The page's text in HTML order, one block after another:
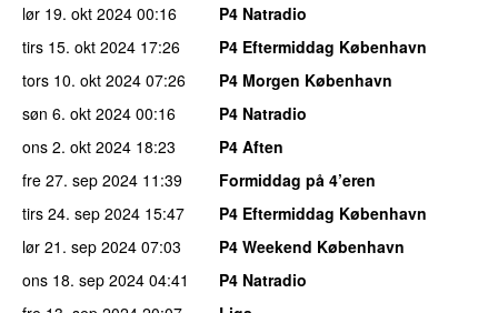
lør 19. okt 2024 00:16
P4 Natradio
tirs 15. okt 2024 17:26
P4 Eftermiddag København
tors 10. okt 2024 07:26
P4 Morgen København
søn 6. okt 2024 00:16
P4 Natradio
ons 2. okt 2024 18:23
P4 Aften
fre 27. sep 2024 11:39
Formiddag på 4’eren
tirs 24. sep 2024 15:47
P4 Eftermiddag København
lør 21. sep 2024 07:03
P4 Weekend København
ons 18. sep 2024 04:41
P4 Natradio